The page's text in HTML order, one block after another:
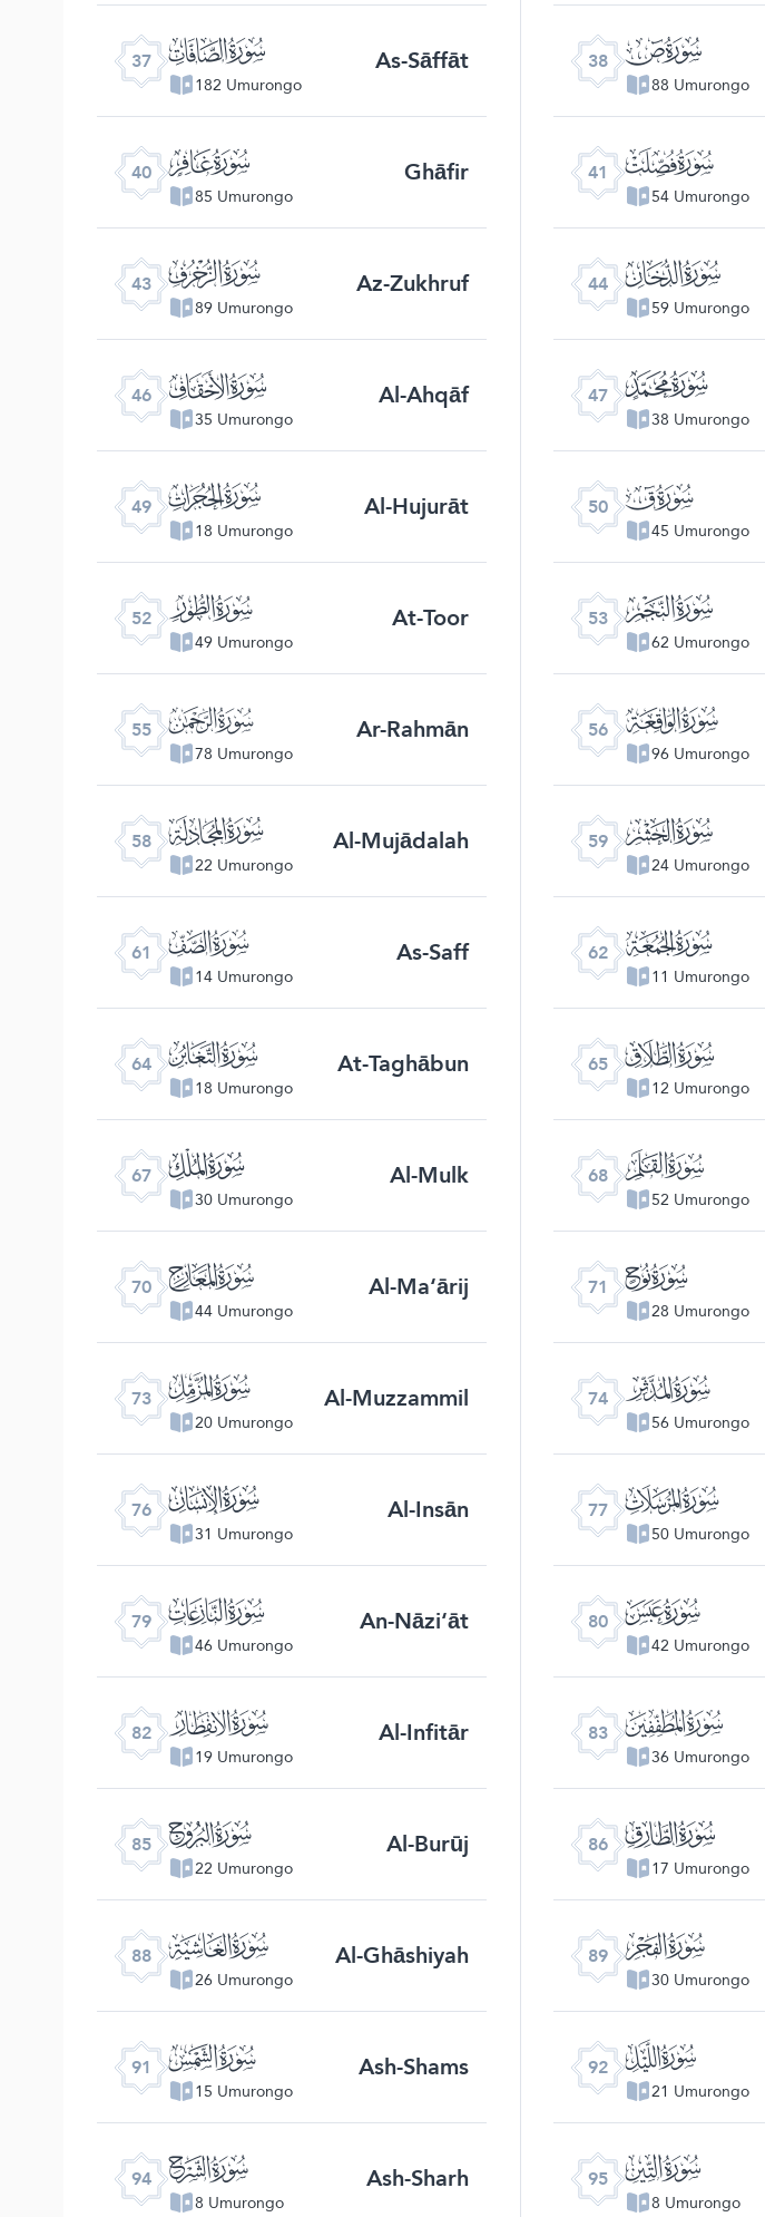
37 ﮱ
182 Umurongo
As-Sāffāt 38 ﯓ
88 Umurongo
40 ﯕ
85 Umurongo
Ghāfir 41 ﯖ
54 Umurongo
43 ﯘ
89 Umurongo
Az-Zukhruf 44 ﯙ
59 Umurongo
46 ﯛ
35 Umurongo
Al-Ahqāf 47 ﯜ
38 Umurongo
49 ﯞ
18 Umurongo
Al-Hujurāt 50 ﯟ
45 Umurongo
52 ﯡ
49 Umurongo
At-Toor 53 ﯢ
62 Umurongo
55 ﯤ
78 Umurongo
Ar-Rahmān 56 ﯥ
96 Umurongo
58 ﯧ
22 Umurongo
Al-Mujādalah 59 ﯨ
24 Umurongo
61 ﯪ
14 Umurongo
As-Saff 62 ﯫ
11 Umurongo
64 ﯭ
18 Umurongo
At-Taghābun 65 ﯮ
12 Umurongo
67 ﯰ
30 Umurongo
Al-Mulk 68 ﯱ
52 Umurongo
70 ﯳ
44 Umurongo
Al-Ma‘ārij 71 ﯴ
28 Umurongo
73 ﯶ
20 Umurongo
Al-Muzzammil 74 ﯷ
56 Umurongo
76 ﯹ
31 Umurongo
Al-Insān 77 ﯺ
50 Umurongo
79 ﯼ
46 Umurongo
An-Nāzi‘āt 80 ﯽ
42 Umurongo
82 ﯿ
19 Umurongo
Al-Infitār 83 ﰀ
36 Umurongo
85 ﰂ
22 Umurongo
Al-Burūj 86 ﰃ
17 Umurongo
88 ﰅ
26 Umurongo
Al-Ghāshiyah 89 ﰆ
30 Umurongo
91 ﰈ
15 Umurongo
Ash-Shams 92 ﰉ
21 Umurongo
94 ﰋ
8 Umurongo
Ash-Sharh 95 ﰌ
8 Umurongo